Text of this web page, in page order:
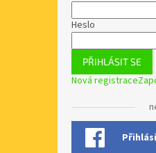
Heslo
PŘIHLÁSIT SE
Nová registrace